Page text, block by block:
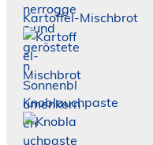
Kartoffel-Mischbrot
Knoblauchpaste